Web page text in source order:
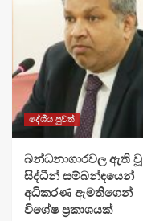
දේශීය පුවත්
බන්ධනාගාරවල ඇති වූ
සිද්ධීන් සම්බන්ඳයෙන්
අධිකරණ ඇමතිගෙන්
විශේෂ ප්‍රකාශයක්